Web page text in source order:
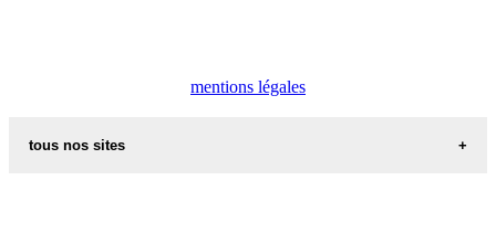
mentions légales
tous nos sites